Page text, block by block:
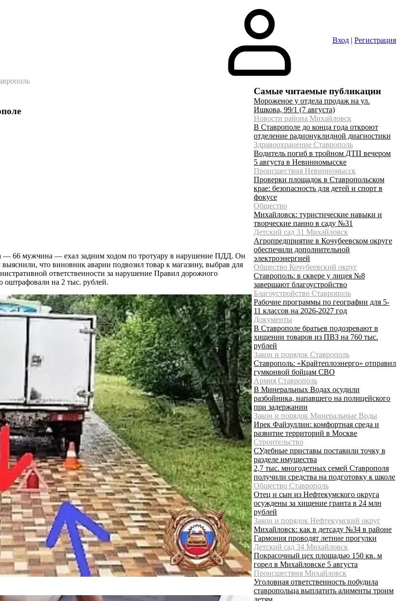
Вход | Регистрация
— 66 мужчина — ехал задним ходом по тротуару в нарушение ПДД. Он
что виновник аварии подвозил товар к магазину, выбрав для
ответственности за нарушение Правил дорожного
оштрафовали на 2 тыс. рублей.
Самые читаемые публикации
Мороженое у отдела продаж на ул.
Ишкова, 99/1 (7 августа)
Новости района Михайловск
В Ставрополе до конца года откроют
отделение радионуклидной диагностики
Здравоохранение Ставрополь
Водитель погиб в тройном ДТП вечером
5 августа в Невинномысске
Происшествия Невинномысск
Проверки площадок в Ставропольском
крае: безопасность для детей и спорт в
фокусе
Общество
Михайловск: туристические навыки и
творческие панно в саду №31
Детский сад 31 Михайловск
Агропредприятие в Кочубеевском округе
обеспечили дополнительной
электроэнергией
Общество Кочубеевский округ
Ставрополь: в сквере у лицея №8
завершают благоустройство
Благоустройство Ставрополь
Рабочие программы по географии для 5-
11 классов на 2026-2027 год
Документы
В Ставрополе братьев подозревают в
хищении товаров из ПВЗ на 760 тыс.
рублей
Закон и порядок Ставрополь
Ставрополь: «Крайтеплоэнерго» отправил
гумконвой бойцам СВО
Армия Ставрополь
В Минеральных Водах осудили
разбойника, напавшего на полицейского
при задержании
Закон и порядок Минеральные Воды
Ирек Файзуллин: комфортная среда и
развитие территорий в Москве
Строительство
СУдебные приставы поставили точку в
разделе имущества
2,7 тыс. многодетных семей Ставрополя
получили средства на подготовку к школе
Общество Ставрополь
Отец и сын из Нефтекумского округа
осуждены за хищение гранта в 24 млн
рублей
Закон и порядок Нефтекумский округ
Михайловск: как в детсаду №34 в районе
Гармония проводят летние прогулки
Детский сад 34 Михайловск
Покрасочный цех площадью 150 кв. м
горел в Михайловске 5 августа
Происшествия Михайловск
Уголовная ответственность побудила
ставропольца выплатить алименты троим
детям